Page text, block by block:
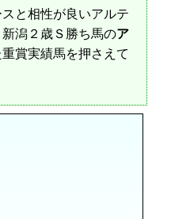
と相性が良いアルテ
新潟２歳Ｓ勝ち馬のア
賞実績馬を押さえて